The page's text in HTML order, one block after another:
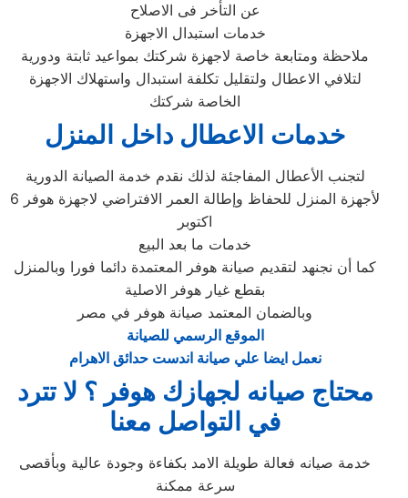
عن التأخر فى الاصلاح
خدمات استبدال الاجهزة
ملاحظة ومتابعة خاصة لاجهزة شركتك بمواعيد ثابتة ودورية
لتلافي الاعطال ولتقليل تكلفة استبدال واستهلاك الاجهزة
الخاصة شركتك
خدمات الاعطال داخل المنزل
لتجنب الأعطال المفاجئة لذلك نقدم خدمة الصيانة الدورية
لأجهزة المنزل للحفاظ وإطالة العمر الافتراضي لاجهزة هوفر 6
اكتوبر
خدمات ما بعد البيع
كما أن نجنهد لتقديم صيانة هوفر المعتمدة دائما فورا وبالمنزل
بقطع غيار هوفر الاصلية
وبالضمان المعتمد صيانة هوفر في مصر
الموقع الرسمي للصيانة
نعمل ايضا علي صيانة اندست حدائق الاهرام
محتاج صيانه لجهازك هوفر ؟ لا تترد
في التواصل معنا
خدمة صيانه فعالة طويلة الامد بكفاءة وجودة عالية وبأقصى
سرعة ممكنة